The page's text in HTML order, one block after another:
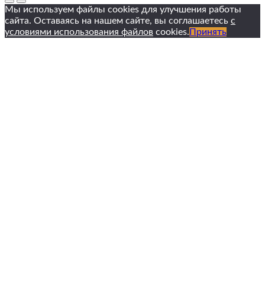
Мы используем файлы cookies для улучшения работы
сайта. Оставаясь на нашем сайте, вы соглашаетесь с
условиями использования файлов cookies. Принять